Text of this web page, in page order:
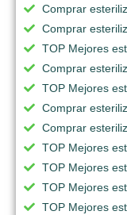
Comprar
Comprar
TOP Mejores
Comprar
TOP Mejores
Comprar
Comprar
TOP Mejores
TOP Mejores
TOP Mejores
TOP Mejores